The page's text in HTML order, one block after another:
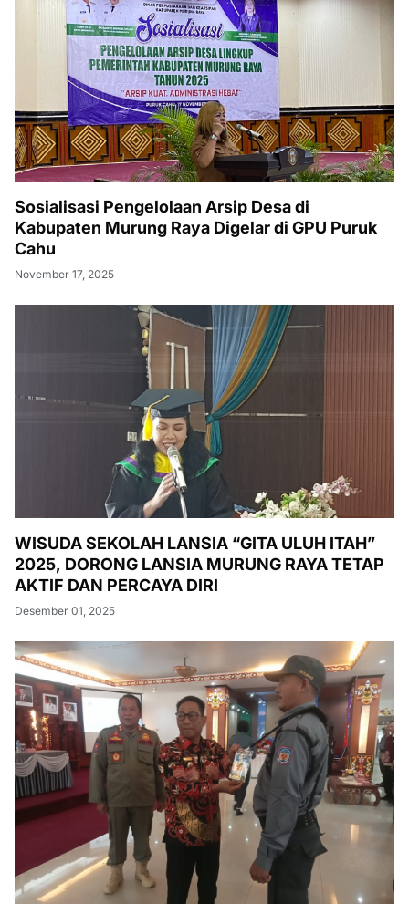
Sosialisasi Pengelolaan Arsip Desa di
Kabupaten Murung Raya Digelar di GPU Puruk
Cahu
November 17, 2025
WISUDA SEKOLAH LANSIA “GITA ULUH ITAH”
2025, DORONG LANSIA MURUNG RAYA TETAP
AKTIF DAN PERCAYA DIRI
Desember 01, 2025